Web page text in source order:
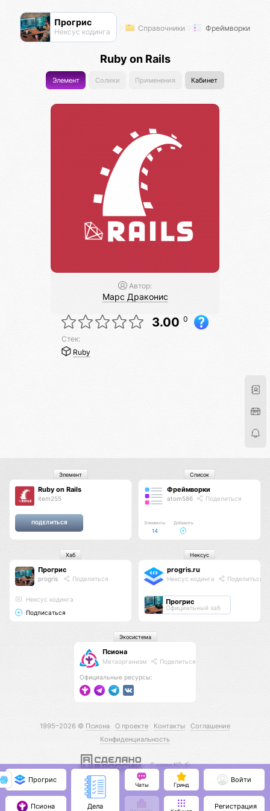
Прогрис
Нексус кодинга Справочники Фреймворки
Ruby on Rails
Элемент Солики Применения Кабинет
Автор:
Марс Драконис
3.00 0
Стек:
Ruby
Ruby on Rails
item255
Элемент
Фреймворки
atom586 Поделиться
Элементы
14
Добавить
Список
Прогрис
progris Поделиться
Нексус кодинга
Подписаться
Хаб
progris.ru
Нексус кодинга Поделиться
Прогрис
Официальный хаб
Нексус
Псиона
Метаорганизм Поделиться
Официальные ресурсы:
Экосистема
1995–2026 © Псиона О проекте Контакты
Соглашение
Конфиденциальность
С нами КО 🕉️
Прогрис
Псиона Дела
Чаты Гринд
Войти
Регистрация